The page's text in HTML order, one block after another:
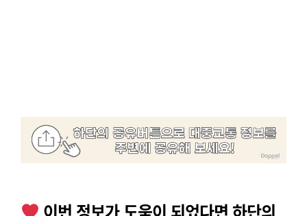
이번 정보가 도움이 되었다면 하단의